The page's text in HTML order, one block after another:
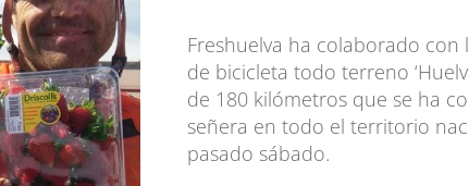
Freshuelva ha colaborado
de bicicleta todo terreno
de 180 kilómetros que se ha
señera en todo el territorio
pasado sábado.